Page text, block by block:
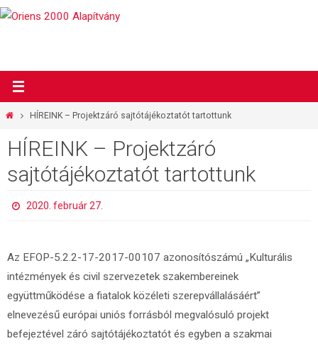
Megszakítás
OtthonHÍREINK – Projektzáró sajtótájékoztatót tartottunk
HÍREINK – Projektzáró
sajtótájékoztatót tartottunk
2020. február 27.
Az EFOP-5.2.2-17-2017-00107 azonosítószámú „Kulturális
intézmények és civil szervezetek szakembereinek
együttműködése a fiatalok közéleti szerepvállalásáért”
elnevezésű európai uniós forrásból megvalósuló projekt
befejeztével záró sajtótájékoztatót és egyben a szakmai